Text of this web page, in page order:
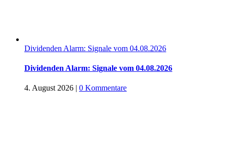
Dividenden Alarm: Signale vom 04.08.2026
Dividenden Alarm: Signale vom 04.08.2026
4. August 2026 | 0 Kommentare